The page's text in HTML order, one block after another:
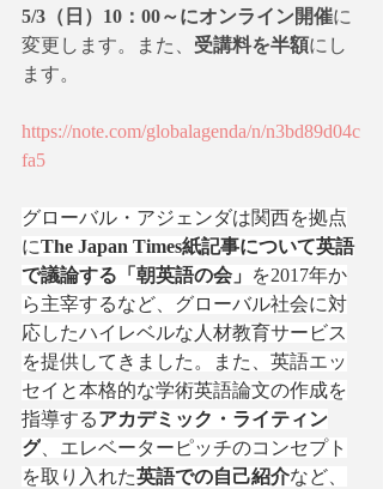
5/3（日）10：00～にオンライン開催に
変更します。また、 受講料を半額にし
ます。
https://note.com/globalagenda/n/n3bd89d04c
fa5
グローバル・アジェンダは関西を拠点
にThe Japan Times紙記事について英語
で議論する「朝英語の会」
を2017年か
ら主宰するなど、グローバル社会に対
応したハイレベルな人材教育サービス
を提供してきました。また、英語エッ
セイと本格的な学術英語論文の作成を
指導するアカデミック・ライティン
グ 、エレベーターピッチのコンセプト
を取り入れた英語での自己紹介など、